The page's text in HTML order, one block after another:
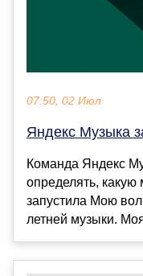
07:50, 02 Июл
Яндекс Музыка
Команда Яндекс
определять, какую
запустила Мою
летней музыки.